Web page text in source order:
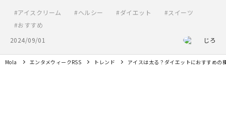
アイスクリーム ヘルシー ダイエット
スイーツ
おすすめ
2024/09/01
じろ
Mola エンタメウィークRSS トレンド アイスは太る？ダイエットにおすすめの